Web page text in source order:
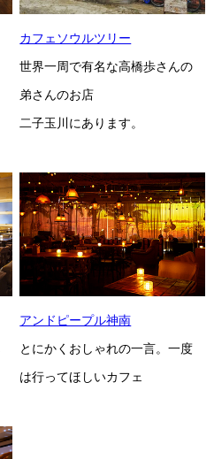
カフェソウルツリー
世界一周で有名な高橋歩さんの
弟さんのお店
二子玉川にあります。
アンドピープル神南
とにかくおしゃれの一言。一度
は行ってほしいカフェ